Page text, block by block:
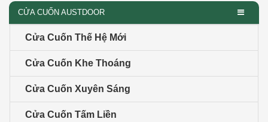
CỬA CUỐN AUSTDOOR
Cửa Cuốn Thế Hệ Mới
Cửa Cuốn Khe Thoáng
Cửa Cuốn Xuyên Sáng
Cửa Cuốn Tấm Liền